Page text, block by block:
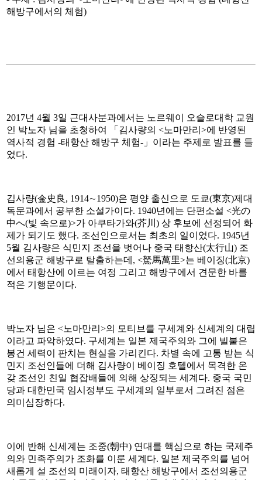
해방구에서의 체험)
2017년 4월 3일 근대사분과에서는 노르웨이 오슬로대학 교원
인 박노자 님을 초청하여 「김사량의 <노마만리>에 반영된
역사적 경험 -태항산 해방구 체험-」이라는 주제로 발표를 들
었다.
김사량(金史良, 1914∼1950)은 평양 출신으로 도쿄(東京)제대
독문과에서 공부한 소설가이다. 1940년에는 단편소설 <光の
中へ(빛 속으로)>가 아쿠타가와(芥川) 상 후보에 선정되어 화
제가 되기도 했다. 조선인으로서는 최초의 일이었다. 1945년
5월 김사량은 식민지 조선을 벗어나 중국 태항산(太行山) 조
선의용군 해방구로 탈출하는데, <駑馬萬里>는 베이징(北京)
에서 태항산에 이르는 여정 그리고 해방구에서 견문한 바를
적은 기행문이다.
박노자 님은 <노마만리>의 모티브를 구세계와 신세계의 대립
이라고 파악하였다. 구세계는 일본 제국주의와 그에 빌붙은
봉건 세력이 판치는 현실을 가리킨다. 차별 속에 고통 받는 식
민지 조선인들에 더해 김사량이 베이징 호텔에서 목격한 온
갖 조선인 친일 협잡배들에 의해 상징되는 세계다. 중국 국민
당과 대한민국 임시정부도 구세계의 일부로서 그려진 점은
의미심장하다.
이에 반해 신세계는 조중(朝中) 연대를 핵심으로 하는 국제주
의와 민족주의가 조화를 이룬 세계다. 일본 제국주의를 넘어
새롭게 설 조선의 미래이자, 태항산 해방구에서 조선의용군